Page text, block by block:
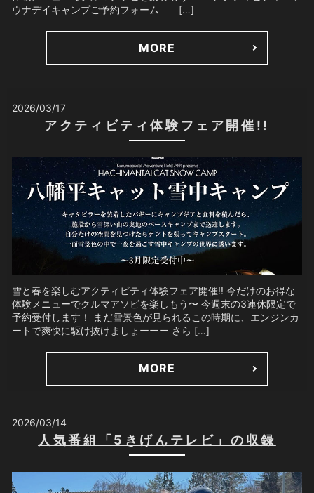
ウナデイキャンプご予約フォーム […]
MORE
2026/03/17
アクティビティ体験フェア開催!!
雪と春を楽しむアクティビティ体験フェア開催!! 今だけのお得な
体験メニューでクルマアソビを楽しもう〜 今週末の3連休限定で
予約受付します！ まだ雪景色が見られるこの時期に、エンジンカ
ートで爽快に駆け抜けましょーーー さら […]
MORE
2026/03/14
人気番組「5きげんテレビ」の収録